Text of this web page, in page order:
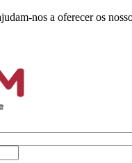
nos a oferecer os